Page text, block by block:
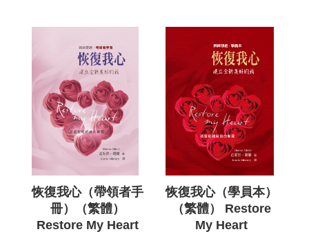
恢復我心（帶領者手
冊）（繁體）
Restore My Heart
恢復我心（學員本）
（繁體） Restore
My Heart